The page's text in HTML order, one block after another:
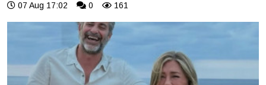
07 Aug 17:02 0 161